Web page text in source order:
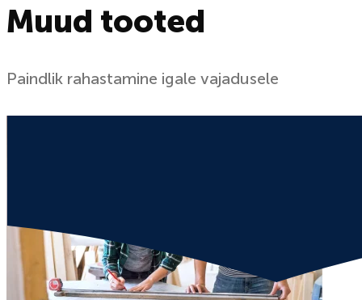
Muud tooted
Paindlik rahastamine igale vajadusele